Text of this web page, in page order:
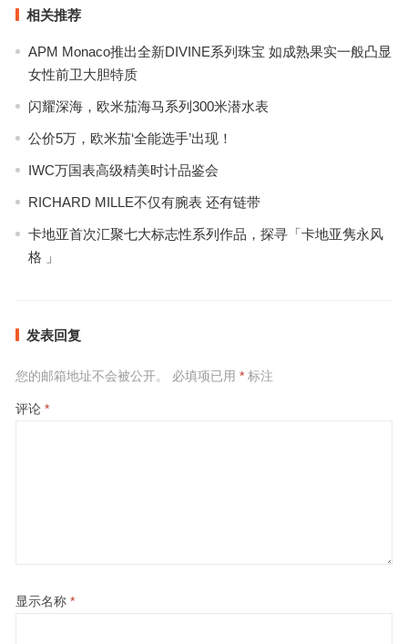
相关推荐
APM Monaco推出全新DIVINE系列珠宝 如成熟果实一般凸显
女性前卫大胆特质
闪耀深海，欧米茄海马系列300米潜水表
公价5万，欧米茄‘全能选手’出现！
IWC万国表高级精美时计品鉴会
RICHARD MILLE不仅有腕表 还有链带
卡地亚首次汇聚七大标志性系列作品，探寻「卡地亚隽永风
格 」
发表回复
您的邮箱地址不会被公开。 必填项已用 *标注
评论 *
显示名称 *